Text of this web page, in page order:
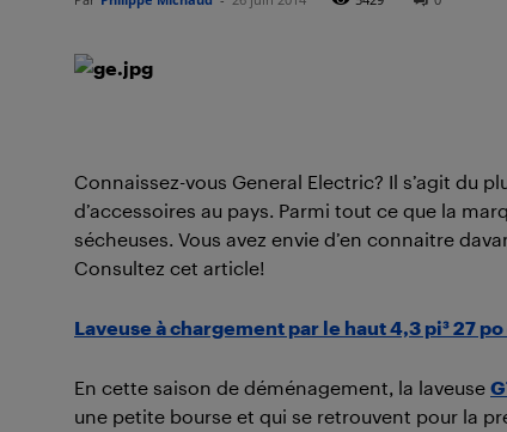
Connaissez-vous General Electric? Il s’agit du
d’accessoires au pays. Parmi tout ce que la
sécheuses. Vous avez envie d’en connaitre
Consultez cet article!
Laveuse à chargement par le haut 4,3 pi³ 27
En cette saison de déménagement, la laveuse
une petite bourse et qui se retrouvent pour la